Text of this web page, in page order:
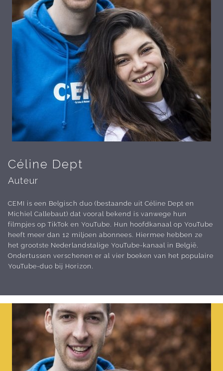
Céline Dept
Auteur
CEMI is een Belgisch duo (bestaande uit Céline Dept en
Michiel Callebaut) dat vooral bekend is vanwege hun
filmpjes op TikTok en YouTube. Hun hoofdkanaal op YouTube
heeft meer dan 12 miljoen abonnees. Hiermee hebben ze
het grootste Nederlandstalige YouTube-kanaal in België.
Ondertussen verschenen er al vier boeken van het populaire
YouTube-duo bij Horizon.